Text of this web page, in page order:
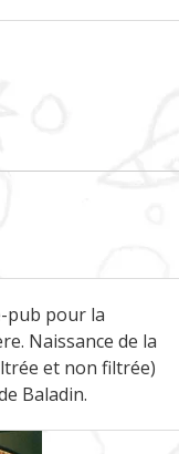
pub pour la
Naissance de la
et non filtrée)
Baladin.